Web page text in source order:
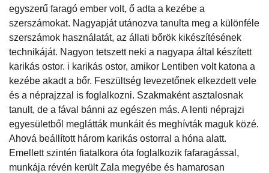
egyszerű faragó ember volt, ő adta a kezébe a
szerszámokat. Nagyapját utánozva tanulta meg a különféle
szerszámok használatát, az állati bőrök kikészítésének
technikáját. Nagyon tetszett neki a nagyapa által készített
karikás ostor. i karikás ostor, amikor Lentiben volt katona a
kezébe akadt a bőr. Feszültség levezetőnek elkezdett vele
és a néprajzzal is foglalkozni. Szakmaként asztalosnak
tanult, de a fával bánni az egészen más. A lenti néprajzi
egyesületből meglátták munkáit és meghívták maguk közé.
Ahová beállított három karikás ostorral a hóna alatt.
Emellett szintén fiatalkora óta foglalkozik fafaragással,
munkája révén került Zala megyébe és hamarosan